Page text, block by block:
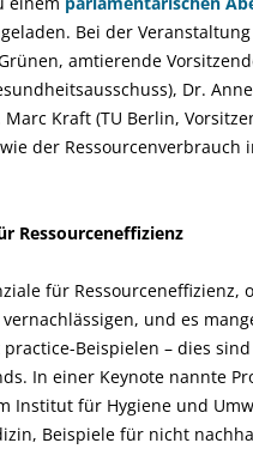
Bei der
amtierende
Dr.
Marc Kraft (TU Berlin,
der
Ressourceneffizienz
für Ressourceneffizienz,
und es
Beispielen – dies
In einer Keynote nannte
Institut für Hygiene und
Beispiele für nicht